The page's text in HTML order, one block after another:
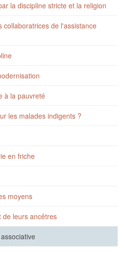
la discipline stricte et la religion
collaboratrices de l'assistance
à la pauvreté
les malades indigents ?
en friche
moyens
de leurs ancêtres